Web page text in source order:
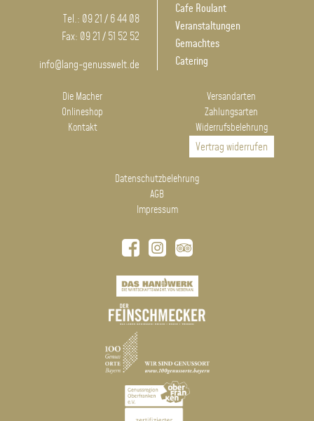
Tel.: 09 21 / 6 44 08
Fax: 09 21 / 51 52 52
info@lang-genusswelt.de
Cafe Roulant
Veranstaltungen
Gemachtes
Catering
Die Macher
Onlineshop
Kontakt
Versandarten
Zahlungsarten
Widerrufsbelehrung
Vertrag widerrufen
Datenschutzbelehrung
AGB
Impressum